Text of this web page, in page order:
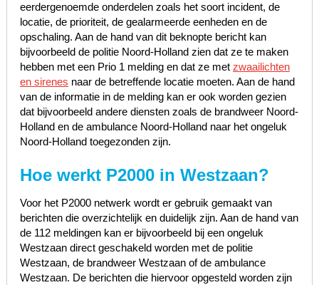
eerdergenoemde onderdelen zoals het soort incident, de
locatie, de prioriteit, de gealarmeerde eenheden en de
opschaling. Aan de hand van dit beknopte bericht kan
bijvoorbeeld de politie Noord-Holland zien dat ze te maken
hebben met een Prio 1 melding en dat ze met zwaailichten
en sirenes naar de betreffende locatie moeten. Aan de hand
van de informatie in de melding kan er ook worden gezien
dat bijvoorbeeld andere diensten zoals de brandweer Noord-
Holland en de ambulance Noord-Holland naar het ongeluk
Noord-Holland toegezonden zijn.
Hoe werkt P2000 in Westzaan?
Voor het P2000 netwerk wordt er gebruik gemaakt van
berichten die overzichtelijk en duidelijk zijn. Aan de hand van
de 112 meldingen kan er bijvoorbeeld bij een ongeluk
Westzaan direct geschakeld worden met de politie
Westzaan, de brandweer Westzaan of de ambulance
Westzaan. De berichten die hiervoor opgesteld worden zijn